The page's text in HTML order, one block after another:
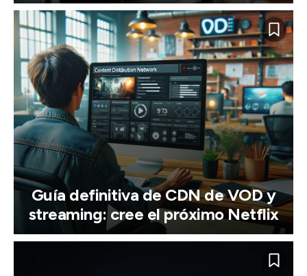
Guía definitiva de CDN de VOD y
streaming: cree el próximo Netflix